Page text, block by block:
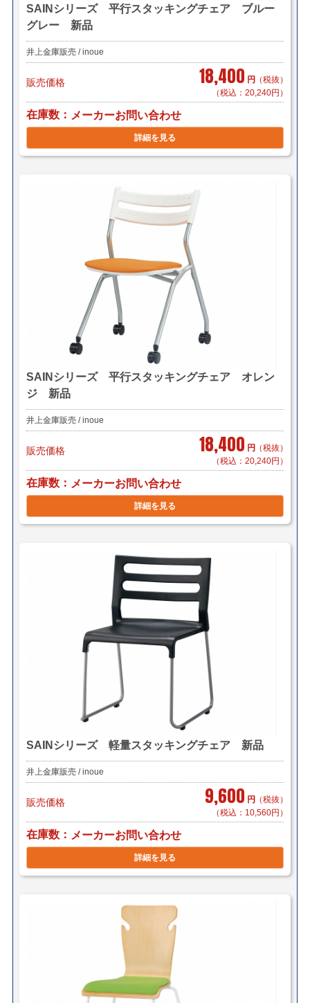
SAINシリーズ 平行スタッキングチェア ブルー
グレー 新品
井上金庫販売 / inoue
販売価格 18,400 円 （税抜）
（税込：20,240円）
在庫数 メーカーお問い合わせ
詳細を見る
SAINシリーズ 平行スタッキングチェア オレン
ジ 新品
井上金庫販売 / inoue
販売価格 18,400 円 （税抜）
（税込：20,240円）
在庫数 メーカーお問い合わせ
詳細を見る
SAINシリーズ 軽量スタッキングチェア 新品
井上金庫販売 / inoue
販売価格 9,600 円 （税抜）
（税込：10,560円）
在庫数 メーカーお問い合わせ
詳細を見る